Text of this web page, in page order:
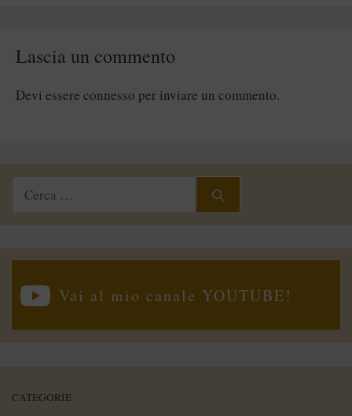
Lascia un commento
Devi essere connesso per inviare un commento.
Ricerca
Vai al mio canale YOUTUBE!
CATEGORIE